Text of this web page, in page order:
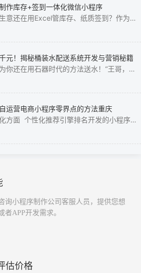
作库存+签到一体化微信小程序
颠覆传统！你的生意还在用Excel管库存、纸质签到？作为老板，你是否每天被这些问题困扰？ ✅ 库存数据混乱，总在“缺货”和“积压”之间反复横跳； ✅ 活动签到靠手写，效率低、易出错，客户体验…
元！揭秘桶装水配送系统开发与营销秘籍
被同行碾压？因为你还在用石器时代的方法送水！“王哥，隔壁水站用小程序一天接80单，我们还在手写单子！”去年员工这句话，像一盆冰水浇醒了我。 我是老张，干了7年桶装水配送，曾经以为“电话接单+Excel记账”就是…
运营电商小程序零界点的方法重庆
一、用户体验优化方面 个性化推荐引擎排名开发的小程序： 利用人工智能和机器学习算法，分析用户的浏览历史、购买行为、收藏夹内容等数据，为用户提供高度个性化的商品推荐。例如，当用户经常浏览运动装备时，小程…
询小程序制作公司客服人员，提供您想
者APP开发需求。
估价格